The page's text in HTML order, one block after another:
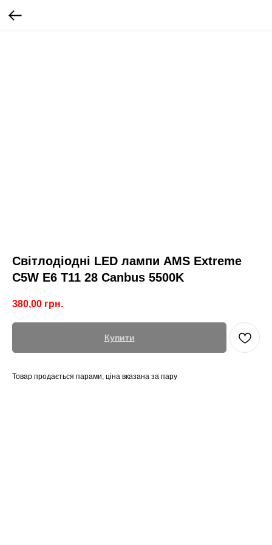
Світлодіодні LED лампи AMS Extreme
C5W E6 T11 28 Canbus 5500K
380,00 грн.
Купити
Товар продається парами, ціна вказана за пару